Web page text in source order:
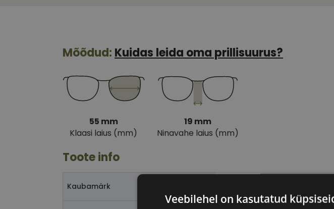
Mõõdud: Kuidas leida oma prillisuurus?
55 mm
Klaasi laius (mm)
19 mm
Ninavahe laius (mm)
Toote info
Kaubamärk
Veebilehel on kasutatud